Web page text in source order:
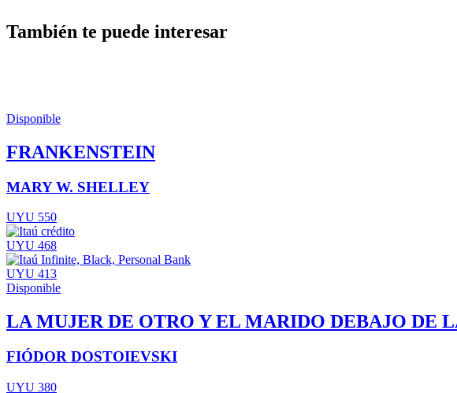
También te puede interesar
Disponible
FRANKENSTEIN
MARY W. SHELLEY
UYU 550
UYU 468
UYU 413
Disponible
LA MUJER DE OTRO Y EL MARIDO DEBAJO DE
FIÓDOR DOSTOIEVSKI
UYU 380